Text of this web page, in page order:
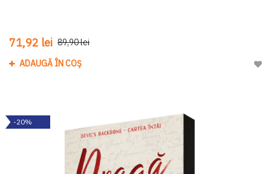
71,92 lei 89,90 lei
ADAUGĂ ÎN COȘ
-20%